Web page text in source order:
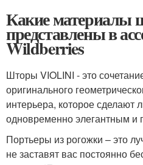
Какие материалы
представлены в
Wildberries
Шторы VIOLINI - это
оригинального
интерьера, которое
одновременно элегантным
Портьеры из рогожки – это
не заставят вас постоянно